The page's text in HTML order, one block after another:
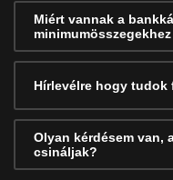
Miért vannak a
Hírlevélre hogy tudok
Olyan kérdésem van,
csináljak?